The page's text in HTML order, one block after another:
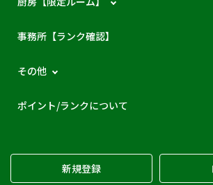
事務所【ランク確認】
その他
ポイント/ランクについて
新規登録